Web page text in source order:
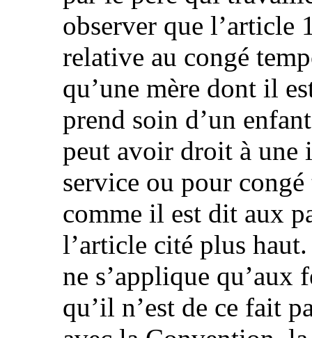
observer que l’article
relative au congé
qu’une mère dont il
prend soin d’un
peut avoir droit à une
service ou pour
comme il est dit aux
l’article cité plus
ne s’applique
qu’il n’est de ce fait